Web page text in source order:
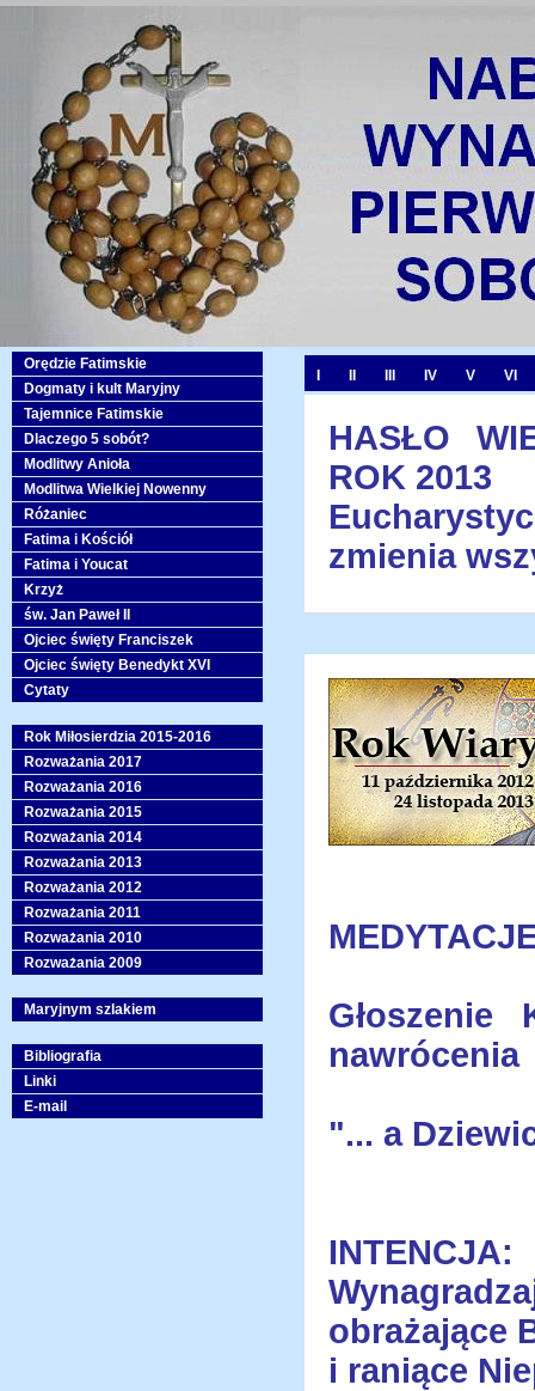
IV V VI
HASŁO
ROK 2013
zmienia
nawrócenia
"... a
INTENCJA:
obrażające
i raniące
Orędzie Fatimskie
Dogmaty i kult Maryjny
Tajemnice Fatimskie
Dlaczego 5 sobót?
Modlitwy Anioła
Modlitwa Wielkiej Nowenny
Różaniec
Fatima i Kościół
Fatima i Youcat
Krzyż
św. Jan Paweł II
Ojciec święty Franciszek
Ojciec święty Benedykt XVI
Cytaty
Rok Miłosierdzia 2015-2016
Rozważania 2017
Rozważania 2016
Rozważania 2015
Rozważania 2014
Rozważania 2013
Rozważania 2012
Rozważania 2011
Rozważania 2010
Rozważania 2009
Maryjnym szlakiem
Bibliografia
Linki
E-mail